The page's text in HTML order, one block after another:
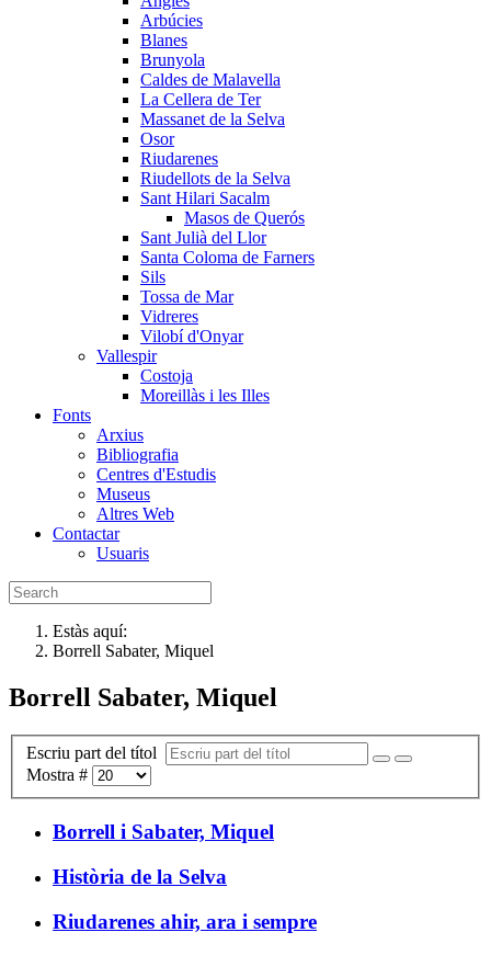
Arbúcies
Blanes
Brunyola
Caldes de Malavella
La Cellera de Ter
Massanet de la Selva
Osor
Riudarenes
Riudellots de la Selva
Sant Hilari Sacalm
Masos de Querós
Sant Julià del Llor
Santa Coloma de Farners
Sils
Tossa de Mar
Vidreres
Vilobí d'Onyar
Vallespir
Costoja
Moreillàs i les Illes
Fonts
Arxius
Bibliografia
Centres d'Estudis
Museus
Altres Web
Contactar
Usuaris
Estàs aquí:
Borrell Sabater, Miquel
Borrell Sabater, Miquel
Escriu part del títol
Mostra #
Borrell i Sabater, Miquel
Història de la Selva
Riudarenes ahir, ara i sempre